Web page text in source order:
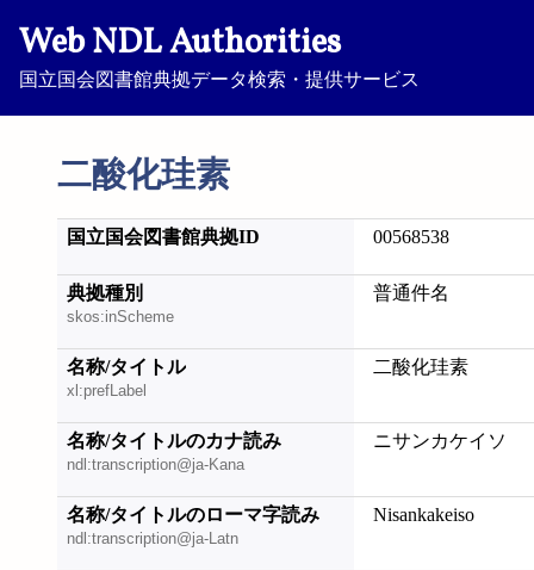
Web NDL Authorities
国立国会図書館典拠データ検索・提供サービス
二酸化珪素
国立国会図書館典拠ID 00568538
典拠種別
skos:inScheme
普通件名
名称/タイトル
xl:prefLabel
二酸化珪素
名称/タイトルのカナ読み
ndl:transcription@ja-Kana
ニサンカケイソ
名称/タイトルのローマ字読み
ndl:transcription@ja-Latn
Nisankakeiso